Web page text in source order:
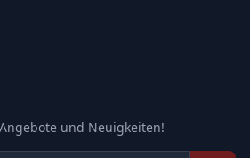
und Neuigkeiten!